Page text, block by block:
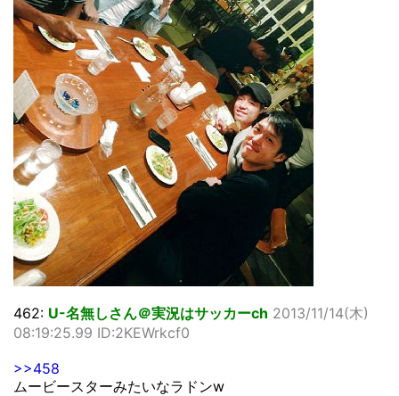
462: U-名無しさん＠実況はサッカーch 2013/11/14(木)
08:19:25.99 ID:2KEWrkcf0
>>458
ムービースターみたいなラドンw